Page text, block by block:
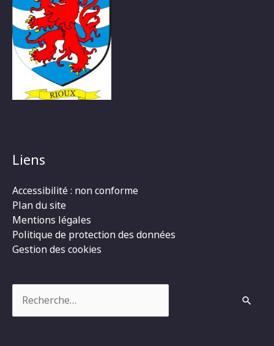
Liens
Accessibilité : non conforme
Plan du site
Mentions légales
Politique de protection des données
Gestion des cookies